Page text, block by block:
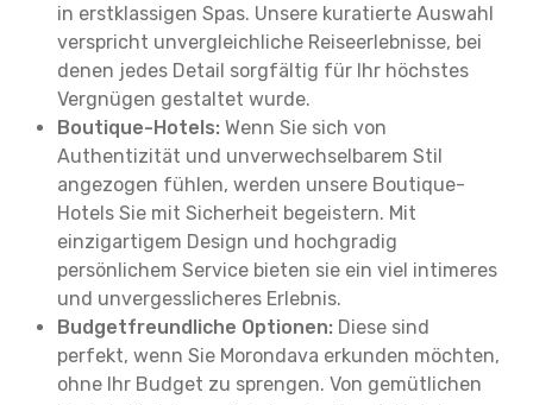
in erstklassigen Spas. Unsere kuratierte Auswahl
verspricht unvergleichliche Reiseerlebnisse, bei
denen jedes Detail sorgfältig für Ihr höchstes
Vergnügen gestaltet wurde.
Boutique-Hotels: Wenn Sie sich von
Authentizität und unverwechselbarem Stil
angezogen fühlen, werden unsere Boutique-
Hotels Sie mit Sicherheit begeistern. Mit
einzigartigem Design und hochgradig
persönlichem Service bieten sie ein viel intimeres
und unvergesslicheres Erlebnis.
Budgetfreundliche Optionen: Diese sind
perfekt, wenn Sie Morondava erkunden möchten,
ohne Ihr Budget zu sprengen. Von gemütlichen